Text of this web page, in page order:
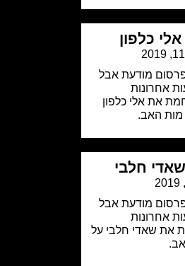
אבל
כלפון
אבל
חלבי על